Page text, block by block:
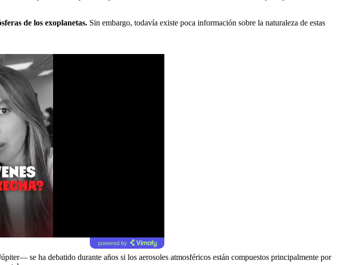
de los exoplanetas. Sin embargo, todavía existe poca información sobre la naturaleza de estas
powered by
se ha debatido durante años si los aerosoles atmosféricos están compuestos principalmente por